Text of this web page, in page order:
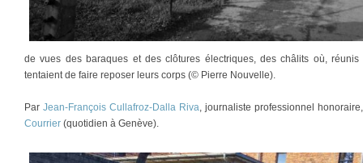
de vues des baraques et des clôtures électriques, des châlits où,
tentaient de faire reposer leurs corps (© Pierre Nouvelle).
Par Jean-François Cullafroz-Dalla Riva , journaliste professionnel
Courrier (quotidien à Genève).